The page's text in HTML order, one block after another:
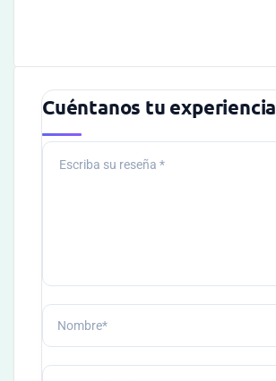
Cuéntanos tu experiencia